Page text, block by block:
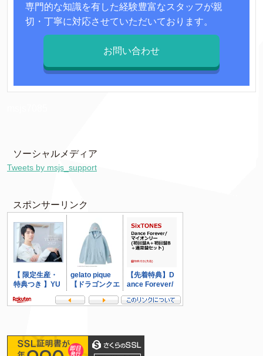
専門的な知識を有した経験豊富なスタッフが親
切・丁寧に対応させていただいております。
お問い合わせ
ソーシャルメディア
Tweets by msjs_support
スポンサーリンク